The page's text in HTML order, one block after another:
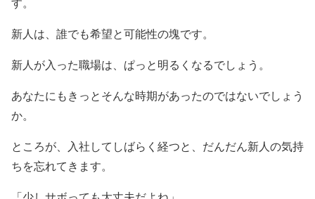
す。
新人は、誰でも希望と可能性の塊です。
新人が入った職場は、ぱっと明るくなるでしょう。
あなたにもきっとそんな時期があったのではないでしょう
か。
ところが、入社してしばらく経つと、だんだん新人の気持
ちを忘れてきます。